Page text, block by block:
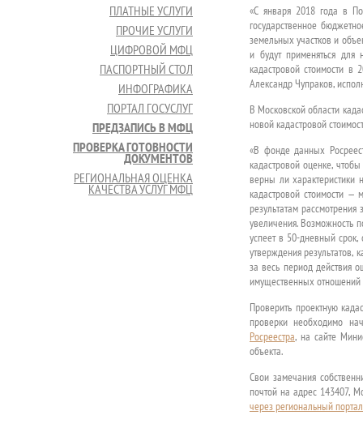
ПЛАТНЫЕ УСЛУГИ
ПРОЧИЕ УСЛУГИ
ЦИФРОВОЙ МФЦ
ПАСПОРТНЫЙ СТОЛ
ИНФОГРАФИКА
ПОРТАЛ ГОСУСЛУГ
ПРЕДЗАПИСЬ В МФЦ
ПРОВЕРКА ГОТОВНОСТИ
ДОКУМЕНТОВ
РЕГИОНАЛЬНАЯ ОЦЕНКА
КАЧЕСТВА УСЛУГ МФЦ
«С января 2018 года в
государственное
земельных участков и
и будут применяться
кадастровой стоимости
Александр Чупраков,
В Московской области
новой кадастровой
«В фонде данных
кадастровой оценке,
верны ли характеристики
кадастровой стоимости
результатам
увеличения. Возможность
успеет в 50-дневный срок,
утверждения результатов,
за весь период действия
имущественных отношений
Проверить проектную
проверки необходимо
Росреестра, на сайте
объекта.
Свои замечания
почтой на адрес 143407,
через региональный портал